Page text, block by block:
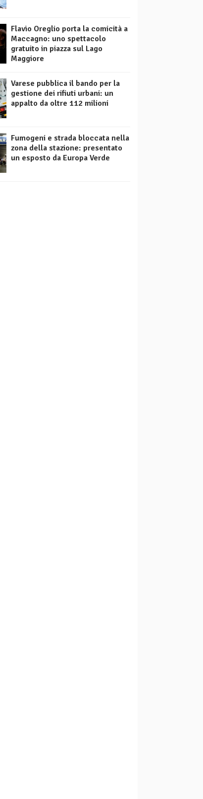
Flavio Oreglio porta la comicità a
Maccagno: uno spettacolo
gratuito in piazza sul Lago
Maggiore
Varese pubblica il bando per la
gestione dei rifiuti urbani: un
appalto da oltre 112 milioni
Fumogeni e strada bloccata nella
zona della stazione: presentato
un esposto da Europa Verde